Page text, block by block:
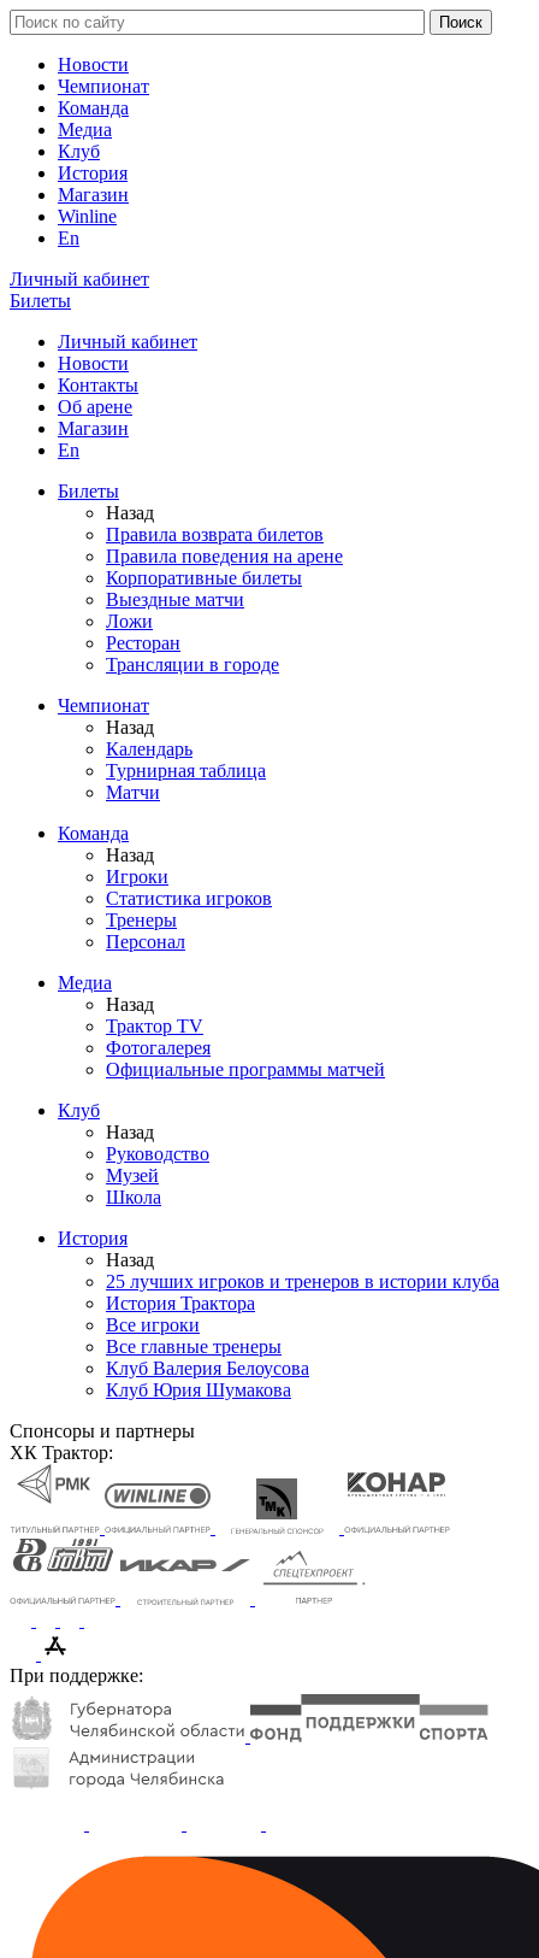
Новости
Чемпионат
Команда
Медиа
Клуб
История
Магазин
Winline
En
Личный кабинет
Билеты
Личный кабинет
Новости
Контакты
Об арене
Магазин
En
Билеты
Назад
Правила возврата билетов
Правила поведения на арене
Корпоративные билеты
Выездные матчи
Ложи
Ресторан
Трансляции в городе
Чемпионат
Назад
Календарь
Турнирная таблица
Матчи
Команда
Назад
Игроки
Статистика игроков
Тренеры
Персонал
Медиа
Назад
Трактор TV
Фотогалерея
Официальные программы матчей
Клуб
Назад
Руководство
Музей
Школа
История
Назад
25 лучших игроков и тренеров в истории клуба
История Трактора
Все игроки
Все главные тренеры
Клуб Валерия Белоусова
Клуб Юрия Шумакова
Спонсоры и партнеры
ХК Трактор:
При поддержке: